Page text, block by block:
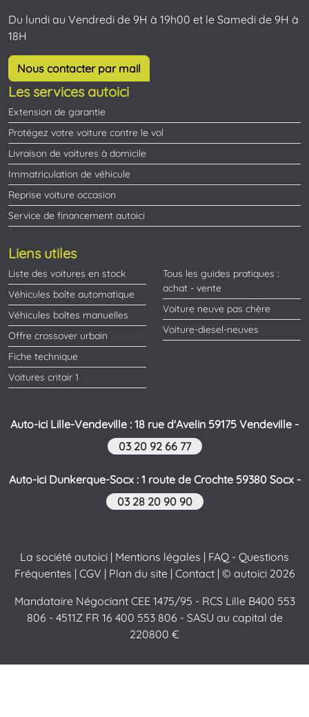
Du lundi au Vendredi de 9H à 19h00 et le Samedi de 9H à
18H
Nous contacter par mail
Les services autoici
Extension de garantie
Protégez votre voiture contre le vol
Livraison de voitures à domicile
Immatriculation de véhicule
Reprise voiture occasion
Service de financement autoici
Liens utiles
Liste des voitures en stock
Véhicules boîte automatique
Véhicules boîtes manuelles
Offre crossover urbain
Fiche technique
Voitures critair 1
Tous les guides pratiques :
achat - vente
Voiture neuve pas chère
Voiture-diesel-neuves
Auto-ici Lille-Vendeville : 18 rue d'Avelin 59175 Vendeville -
03 20 92 66 77
Auto-ici Dunkerque-Socx : 1 route de Crochte 59380 Socx -
03 28 20 90 90
La société autoici | Mentions légales | FAQ - Questions
Fréquentes | CGV | Plan du site| Contact| © autoici 2026
Mandataire Négociant CEE 1475/95 - RCS Lille B400 553
806 - 4511Z FR 16 400 553 806 - SASU au capital de
220800 €